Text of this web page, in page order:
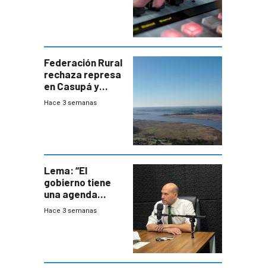
Federación Rural
rechaza represa
en Casupá y
firma demanda
Hace 3 semanas
Lema: “El
gobierno tiene
una agenda
destructiva”
Hace 3 semanas